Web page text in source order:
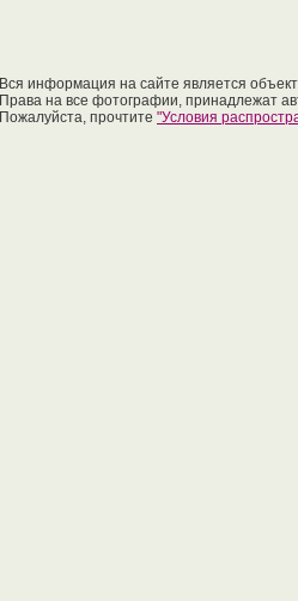
Вся информация на сайте является
Права на все фотографии, принадлежат
Пожалуйста, прочтите "Условия